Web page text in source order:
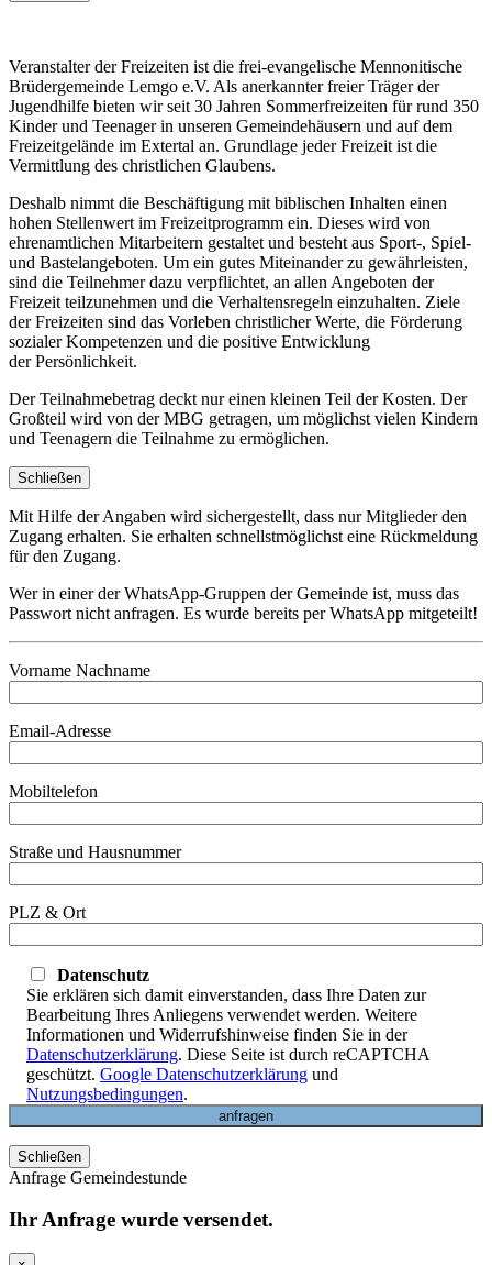
Veranstalter der Freizeiten ist die frei-evangelische Mennonitische
Brüdergemeinde Lemgo e.V. Als anerkannter freier Träger der
Jugendhilfe bieten wir seit 30 Jahren Sommerfreizeiten für rund 350
Kinder und Teenager in unseren Gemeindehäusern und auf dem
Freizeitgelände im Extertal an. Grundlage jeder Freizeit ist die
Vermittlung des christlichen Glaubens.
Deshalb nimmt die Beschäftigung mit biblischen Inhalten einen
hohen Stellenwert im Freizeitprogramm ein. Dieses wird von
ehrenamtlichen Mitarbeitern gestaltet und besteht aus Sport-, Spiel-
und Bastelangeboten. Um ein gutes Miteinander zu gewährleisten,
sind die Teilnehmer dazu verpflichtet, an allen Angeboten der
Freizeit teilzunehmen und die Verhaltensregeln einzuhalten. Ziele
der Freizeiten sind das Vorleben christlicher Werte, die Förderung
sozialer Kompetenzen und die positive Entwicklung
der Persönlichkeit.
Der Teilnahmebetrag deckt nur einen kleinen Teil der Kosten. Der
Großteil wird von der MBG getragen, um möglichst vielen Kindern
und Teenagern die Teilnahme zu ermöglichen.
Schließen
Mit Hilfe der Angaben wird sichergestellt, dass nur Mitglieder den
Zugang erhalten. Sie erhalten schnellstmöglichst eine Rückmeldung
für den Zugang.
Wer in einer der WhatsApp-Gruppen der Gemeinde ist, muss das
Passwort nicht anfragen. Es wurde bereits per WhatsApp mitgeteilt!
Vorname Nachname
Email-Adresse
Mobiltelefon
Straße und Hausnummer
PLZ & Ort
Datenschutz
Sie erklären sich damit einverstanden, dass Ihre Daten zur
Bearbeitung Ihres Anliegens verwendet werden. Weitere
Informationen und Widerrufshinweise finden Sie in der
Datenschutzerklärung. Diese Seite ist durch reCAPTCHA
geschützt. Google Datenschutzerklärung und
Nutzungsbedingungen.
Schließen
Anfrage Gemeindestunde
Ihr Anfrage wurde versendet.